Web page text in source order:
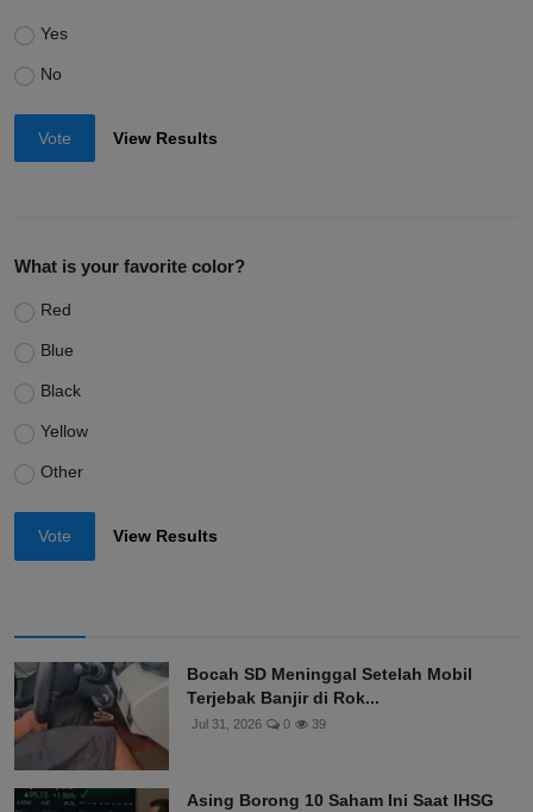
Yes
No
Vote View Results
What is your favorite color?
Red
Blue
Black
Yellow
Other
Vote View Results
Bocah SD Meninggal Setelah Mobil
Terjebak Banjir di Rok...
Jul 31, 2026 0 39
Asing Borong 10 Saham Ini Saat IHSG